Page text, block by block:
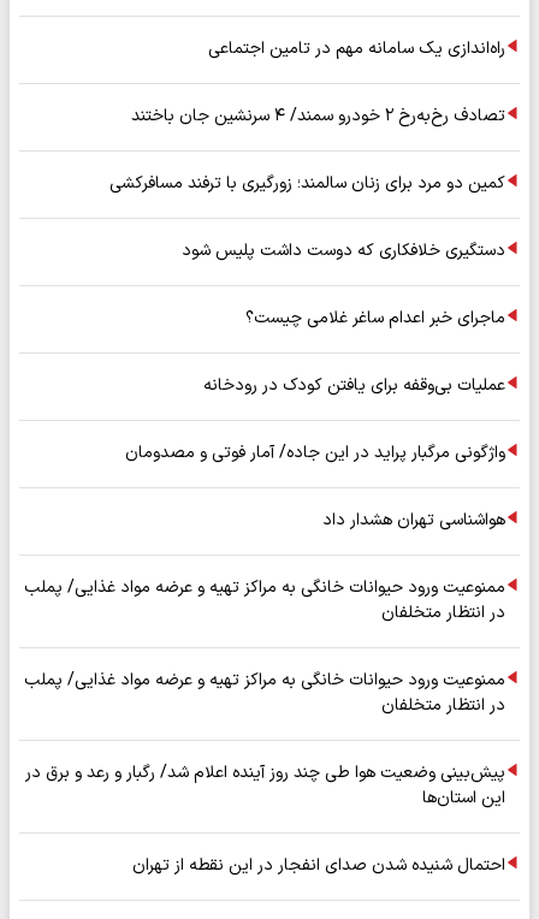
راه‌اندازی یک سامانه مهم در تامین اجتماعی
تصادف رخ‌به‌رخ ۲ خودرو سمند/ ۴ سرنشین جان باختند
کمین دو مرد برای زنان سالمند؛ زورگیری با ترفند مسافرکشی
دستگیری خلافکاری که دوست داشت پلیس شود
ماجرای خبر اعدام ساغر غلامی چیست؟
عملیات بی‌وقفه برای یافتن کودک در رودخانه
واژگونی مرگبار پراید در این جاده/ آمار فوتی و مصدومان
هواشناسی تهران هشدار داد
ممنوعیت ورود حیوانات خانگی به مراکز تهیه و عرضه مواد غذایی/ پملب
در انتظار متخلفان
ممنوعیت ورود حیوانات خانگی به مراکز تهیه و عرضه مواد غذایی/ پملب
در انتظار متخلفان
پیش‌بینی وضعیت هوا طی چند روز آینده اعلام شد/ رگبار و رعد و برق در
این استان‌ها
احتمال شنیده شدن صدای انفجار در این نقطه از تهران